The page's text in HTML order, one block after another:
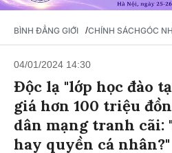
BÌNH ĐẲNG GIỚI /CHÍNH SÁCHGÓC
04/01/2024 14:30
Độc lạ "lớp học đào
giá hơn 100 triệu
dân mạng tranh cãi:
hay quyền cá nhân?"